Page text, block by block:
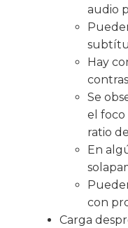
audio
Hay
Se
el
ratio
En
con
Carga